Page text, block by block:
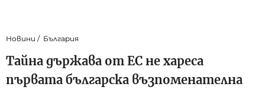
Новини България
Тайна държава от ЕС не хареса
първата българска възпоменателна